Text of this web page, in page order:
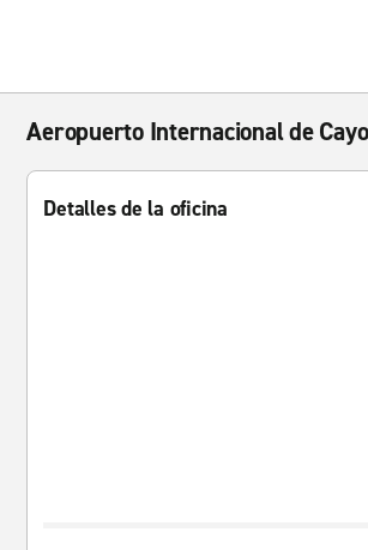
Aeropuerto Internacional de
Detalles de la oficina